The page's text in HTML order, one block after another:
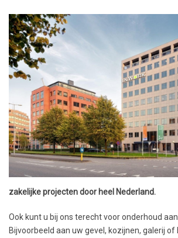
zakelijke projecten door heel Nederland.
Ook kunt u bij ons terecht voor onderhoud
Bijvoorbeeld aan uw gevel, kozijnen, galerij of